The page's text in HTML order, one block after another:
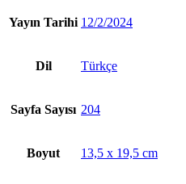
Yayın Tarihi 12/2/2024
Dil Türkçe
Sayfa Sayısı 204
Boyut 13,5 x 19,5 cm